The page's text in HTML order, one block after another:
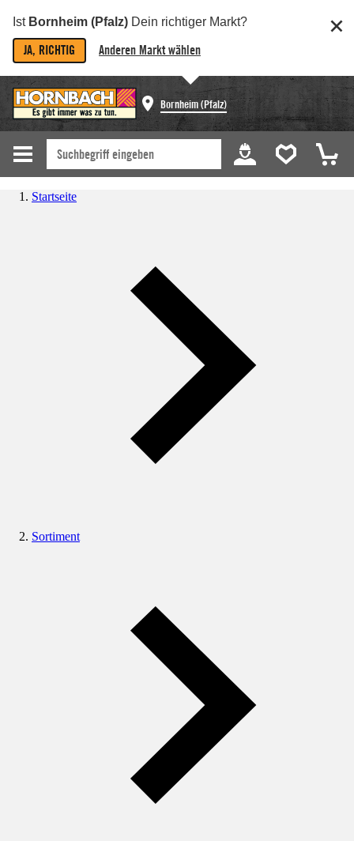
Ist Bornheim (Pfalz) Dein richtiger Markt?
JA, RICHTIG Anderen Markt wählen
Bornheim (Pfalz)
Startseite
Sortiment